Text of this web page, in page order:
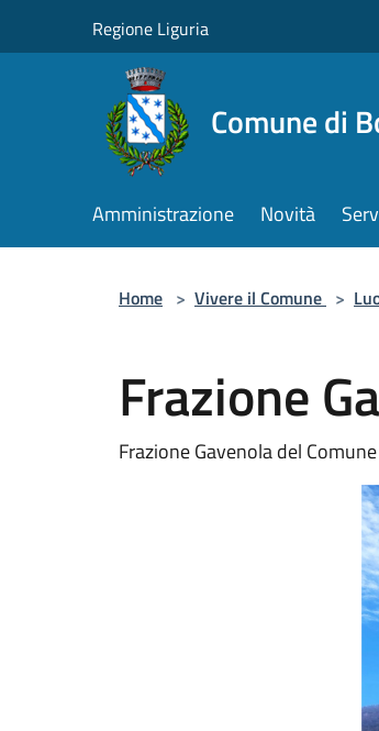
Regione Liguria
Comune di
Amministrazione Novità
Home > Vivere il Comune >
Frazione
Frazione Gavenola del